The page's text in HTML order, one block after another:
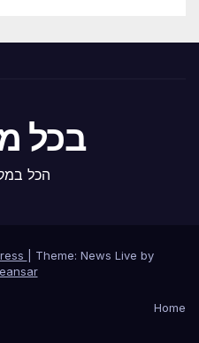
בכל
הכל
Theme: News Live by
Home